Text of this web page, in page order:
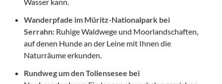
Wanderpfade im Müritz-Nationalpark bei
Serrahn: Ruhige Waldwege und Moorlandschaften,
auf denen Hunde an der Leine mit Ihnen die
Naturräume erkunden.
Rundweg um den Tollensesee bei